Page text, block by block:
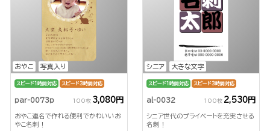
おやこ 写真入り
スピード1時間対応 スピード3時間対応
par-0073p 100枚 3,080円
おやこ連名で作れる便利でかわいいお
やこ名刺！
シニア 大きな文字
スピード1時間対応 スピード3時間対応
al-0032 100枚 2,530円
シニア世代のプライベートを充実させる
名刺！